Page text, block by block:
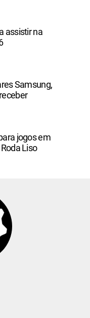
assistir na
Samsung,
jogos em
Liso